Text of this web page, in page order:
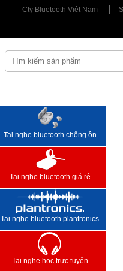
Cty Bluetooth Việt Nam
Tai nghe bluetooth chống ồn
Tai nghe bluetooth giá rẻ
Tai nghe bluetooth plantronics
Tai nghe học trực tuyến